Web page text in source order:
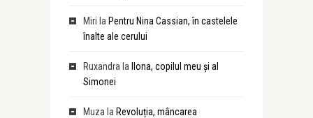
Miri la Pentru Nina Cassian, în castelele
înalte ale cerului
Ruxandra la
Ilona, copilul meu și al
Simonei
Muza la Revoluția, mâncarea